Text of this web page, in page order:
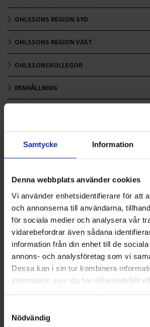
Samtycke Information
Denna webbplats använder cookies
Vi använder enhetsidentifierare för att
och annonserna till användarna,
för sociala medier och analysera vår
vidarebefordrar även sådana
information från din enhet till de
annons- och analysföretag som vi
Dessa kan i sin tur kombinera
information som du har tillhandahållit
Nödvändig
OHLSSONS REGION SYD
OHLSSONS REGION VÄST
OHLSSONSKOLLEGOR
RENHÅLLNING
SOCIALT ANSVAR
VELLINGE
KUNDTJÄNST